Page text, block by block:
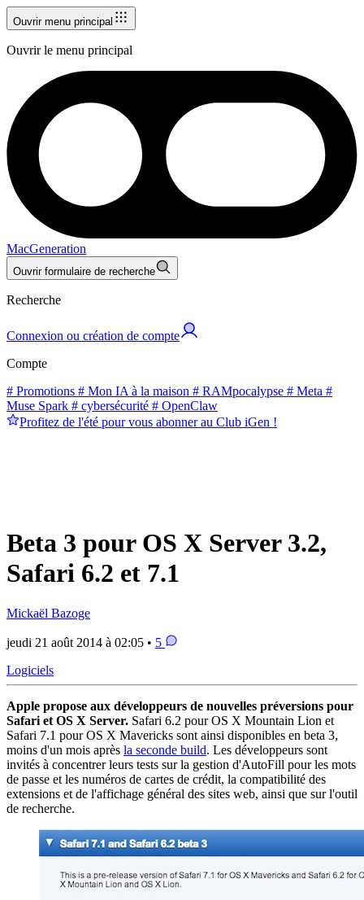
Ouvrir menu principal
Ouvrir le menu principal
MacGeneration
Ouvrir formulaire de recherche
Recherche
Connexion ou création de compte
Compte
# Promotions # Mon IA à la maison # RAMpocalypse # Meta #
Muse Spark # cybersécurité # OpenClaw
Profitez de l'été pour vous abonner au Club iGen !
Beta 3 pour OS X Server 3.2,
Safari 6.2 et 7.1
Mickaël Bazoge
jeudi 21 août 2014 à 02:05 • 5
Logiciels
Apple propose aux développeurs de nouvelles préversions pour
Safari et OS X Server. Safari 6.2 pour OS X Mountain Lion et
Safari 7.1 pour OS X Mavericks sont ainsi disponibles en beta 3,
moins d'un mois après la seconde build. Les développeurs sont
invités à concentrer leurs tests sur la gestion d'AutoFill pour les mots
de passe et les numéros de cartes de crédit, la compatibilité des
extensions et de l'affichage général des sites web, ainsi que sur l'outil
de recherche.